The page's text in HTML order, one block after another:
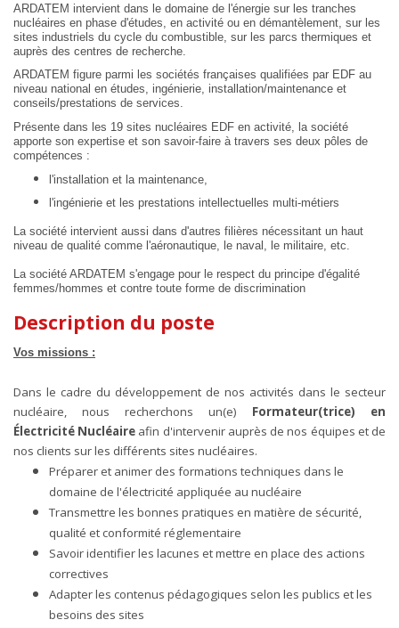
ARDATEM intervient dans le domaine de l'énergie sur les tranches
nucléaires en phase d'études, en activité ou en démantèlement, sur les
sites industriels du cycle du combustible, sur les parcs thermiques et
auprès des centres de recherche.
ARDATEM figure parmi les sociétés françaises qualifiées par EDF au
niveau national en études, ingénierie, installation/maintenance et
conseils/prestations de services.
Présente dans les 19 sites nucléaires EDF en activité, la société
apporte son expertise et son savoir-faire à travers ses deux pôles de
compétences :
l'installation et la maintenance,
l'ingénierie et les prestations intellectuelles multi-métiers
La société intervient aussi dans d'autres filières nécessitant un haut
niveau de qualité comme l'aéronautique, le naval, le militaire, etc.
La société ARDATEM s'engage pour le respect du principe d'égalité
femmes/hommes et contre toute forme de discrimination
Description du poste
Vos missions :
Dans le cadre du développement de nos activités dans le secteur
nucléaire, nous recherchons un(e) Formateur(trice) en
Électricité Nucléaire afin d'intervenir auprès de nos équipes et de
nos clients sur les différents sites nucléaires.
Préparer et animer des formations techniques dans le
domaine de l'électricité appliquée au nucléaire
Transmettre les bonnes pratiques en matière de sécurité,
qualité et conformité réglementaire
Savoir identifier les lacunes et mettre en place des actions
correctives
Adapter les contenus pédagogiques selon les publics et les
besoins des sites